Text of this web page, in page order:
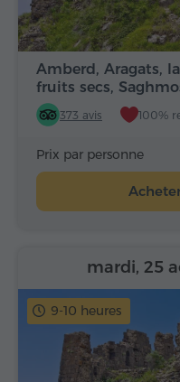
Amberd, Aragats,
fruits secs,
373 avis 100%
Prix par personne
9-10 heures
mardi, 25